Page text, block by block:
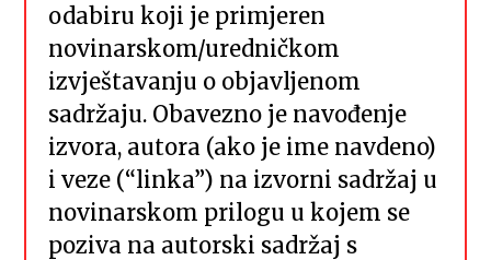
odabiru koji je primjeren
novinarskom/uredničkom
izvještavanju o objavljenom
sadržaju. Obavezno je navođenje
izvora, autora (ako je ime navdeno)
i veze (“linka”) na izvorni sadržaj u
novinarskom prilogu u kojem se
poziva na autorski sadržaj s